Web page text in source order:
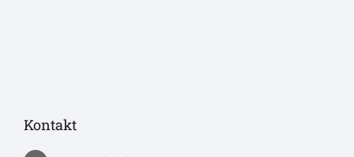
Kontakt